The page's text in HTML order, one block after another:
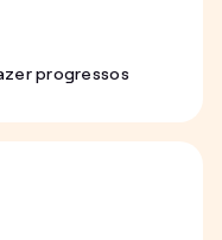
progressos